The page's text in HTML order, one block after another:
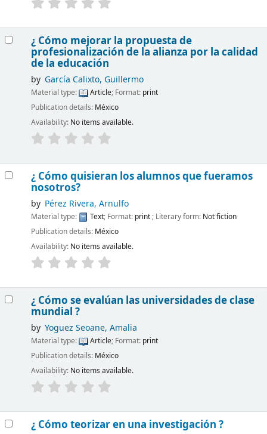
¿ Cómo mejorar la propuesta de
profesionalización de la alianza por la calidad
de la educación
by García Calixto, Guillermo
Material type: Article; Format: print
Publication details: México
Availability: No items available.
¿ Cómo quisieran los alumnos que fueramos
nosotros?
by Pérez Rivera, Arnulfo
Material type: Text; Format: print; Literary form: Not fiction
Publication details: México
Availability: No items available.
¿ Cómo se evalúan las universidades de clase
mundial ?
by Yoguez Seoane, Amalia
Material type: Article; Format: print
Publication details: México
Availability: No items available.
¿ Cómo teorizar en una investigación ?